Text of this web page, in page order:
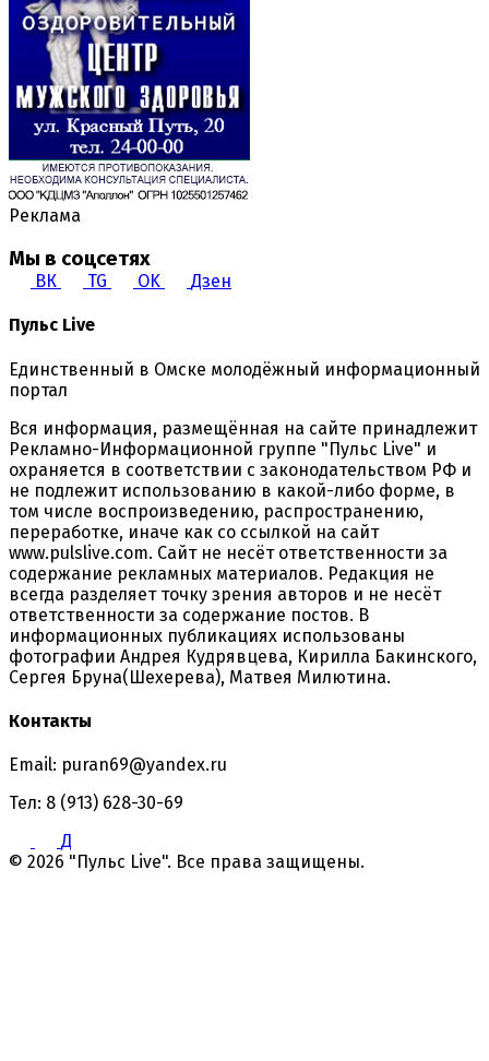
Реклама
Мы в соцсетях
ВК TG OK Дзен
Пульс Live
Единственный в Омске молодёжный информационный
портал
Вся информация, размещённая на сайте принадлежит
Рекламно-Информационной группе "Пульс Live" и
охраняется в соответствии с законодательством РФ и
не подлежит использованию в какой-либо форме, в
том числе воспроизведению, распространению,
переработке, иначе как со ссылкой на сайт
www.pulslive.com. Сайт не несёт ответственности за
содержание рекламных материалов. Редакция не
всегда разделяет точку зрения авторов и не несёт
ответственности за содержание постов. В
информационных публикациях использованы
фотографии Андрея Кудрявцева, Кирилла Бакинского,
Сергея Бруна(Шехерева), Матвея Милютина.
Контакты
Email: puran69@yandex.ru
Тел: 8 (913) 628-30-69
Д
© 2026 "Пульс Live". Все права защищены.